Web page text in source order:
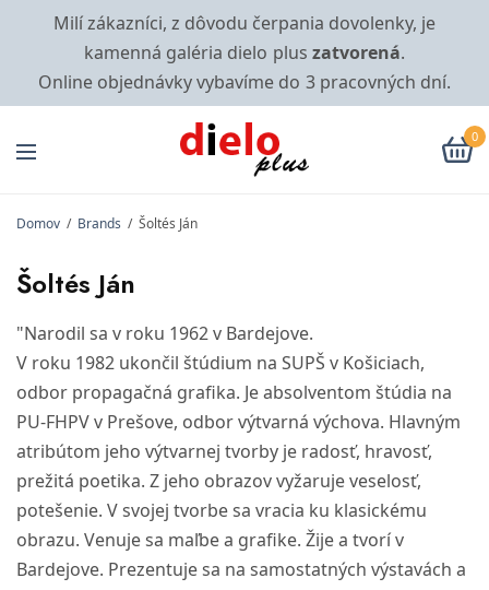
Milí zákazníci, z dôvodu čerpania dovolenky, je
kamenná galéria dielo plus zatvorená.
Online objednávky vybavíme do 3 pracovných dní.
0
Domov / Brands / Šoltés Ján
Šoltés Ján
"Narodil sa v roku 1962 v Bardejove.
V roku 1982 ukončil štúdium na SUPŠ v Košiciach,
odbor propagačná grafika. Je absolventom štúdia na
PU-FHPV v Prešove, odbor výtvarná výchova. Hlavným
atribútom jeho výtvarnej tvorby je radosť, hravosť,
prežitá poetika. Z jeho obrazov vyžaruje veselosť,
potešenie. V svojej tvorbe sa vracia ku klasickému
obrazu. Venuje sa maľbe a grafike. Žije a tvorí v
Bardejove. Prezentuje sa na samostatných výstavách a